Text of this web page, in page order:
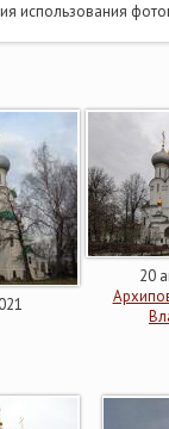
использования
20